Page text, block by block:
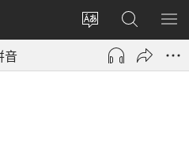
更
网
登
录
开
搜
索
JW.ORG
显
菜
音